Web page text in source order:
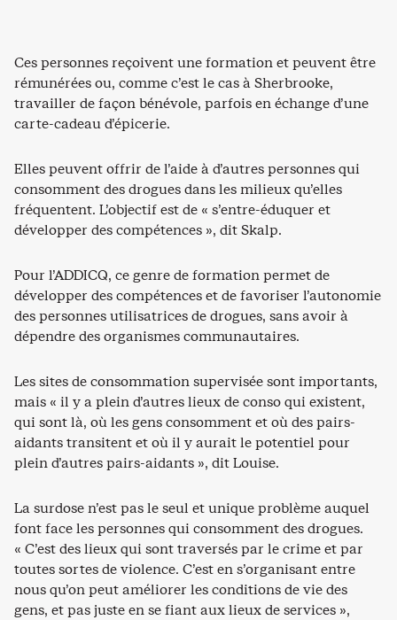
Ces personnes reçoivent une formation et peuvent être
rémunérées ou, comme c’est le cas à Sherbrooke,
travailler de façon bénévole, parfois en échange d’une
carte-cadeau d’épicerie.
Elles peuvent offrir de l’aide à d’autres personnes qui
consomment des drogues dans les milieux qu’elles
fréquentent. L’objectif est de « s’entre-éduquer et
développer des compétences », dit Skalp.
Pour l’ADDICQ, ce genre de formation permet de
développer des compétences et de favoriser l’autonomie
des personnes utilisatrices de drogues, sans avoir à
dépendre des organismes communautaires.
Les sites de consommation supervisée sont importants,
mais « il y a plein d’autres lieux de conso qui existent,
qui sont là, où les gens consomment et où des pairs-
aidants transitent et où il y aurait le potentiel pour
plein d’autres pairs-aidants », dit Louise.
La surdose n’est pas le seul et unique problème auquel
font face les personnes qui consomment des drogues.
« C’est des lieux qui sont traversés par le crime et par
toutes sortes de violence. C’est en s’organisant entre
nous qu’on peut améliorer les conditions de vie des
gens, et pas juste en se fiant aux lieux de services »,